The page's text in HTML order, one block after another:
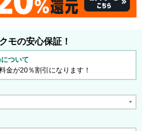
モの安心保証！
ついて
金が20％割引になります！